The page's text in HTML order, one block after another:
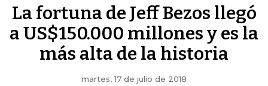
La fortuna de Jeff Bezos llegó
a US$150.000 millones y es la
más alta de la historia
martes, 17 de julio de 2018